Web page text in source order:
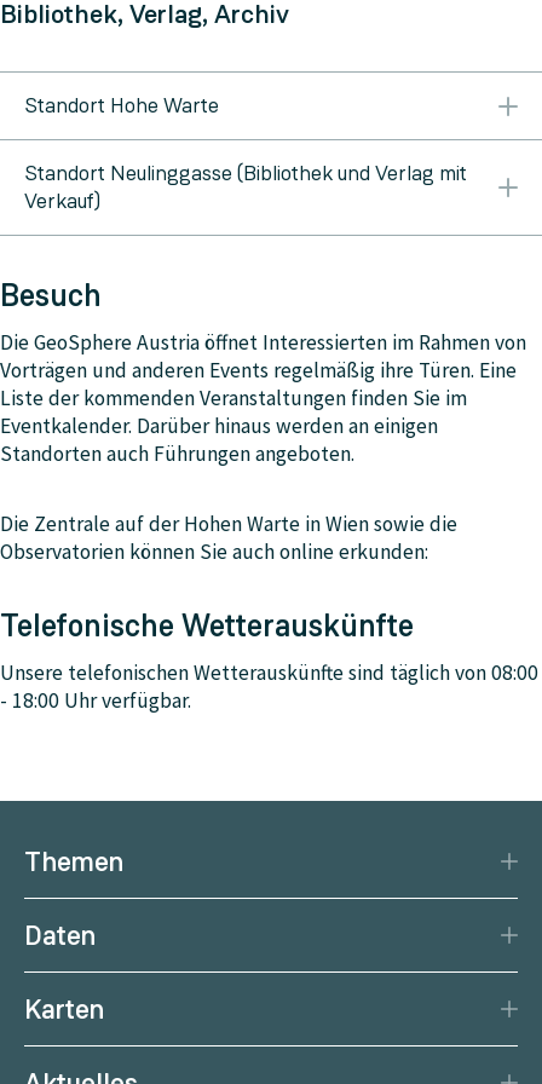
Bibliothek, Verlag, Archiv
Standort Hohe Warte
bibliothek@geosphere.atKatalog
Standort Neulinggasse (Bibliothek und Verlag mit
Verkauf)
während der Urlaubszeiten E-Mail:
bibliothek@geosphere.at Katalog
Besuch
Die GeoSphere Austria öffnet Interessierten im Rahmen von
Vorträgen und anderen Events regelmäßig ihre Türen. Eine
Liste der kommenden Veranstaltungen finden Sie im
Eventkalender. Darüber hinaus werden an einigen
Standorten auch Führungen angeboten.
Die Zentrale auf der Hohen Warte in Wien sowie die
Observatorien können Sie auch online erkunden:
Telefonische Wetterauskünfte
Unsere telefonischen Wetterauskünfte sind täglich von 08:00
- 18:00 Uhr verfügbar.
Themen
Klima
Daten
Datenzentrum
Karten